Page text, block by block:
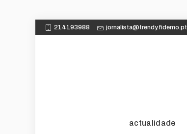
214193988 jornalista@trendy.fidemo.pt
actualidade